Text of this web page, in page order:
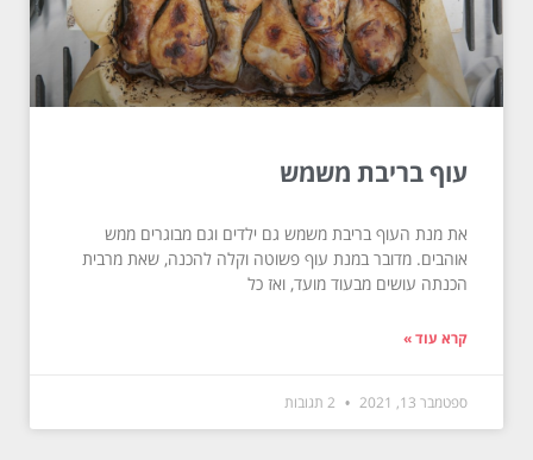
עוף בריבת משמש
את מנת העוף בריבת משמש גם ילדים וגם מבוגרים ממש
אוהבים. מדובר במנת עוף פשוטה וקלה להכנה, שאת מרבית
הכנתה עושים מבעוד מועד, ואז כל
קרא עוד »
ספטמבר 13, 2021